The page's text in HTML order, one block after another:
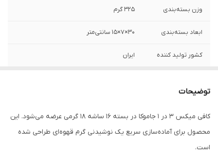
وزن بسته‌بندی 325 گرم
ابعاد بسته‌بندی 30×7×15 سانتی‌متر
کشور تولید کننده ایران
بهداشت
توضیحات
کافی میکس 3 در 1 جاموکا در بسته 16 ساشه 18 گرمی عرضه می‌شود. این
محصول برای آماده‌سازی سریع یک نوشیدنی گرم قهوه‌ای طراحی شده
است.